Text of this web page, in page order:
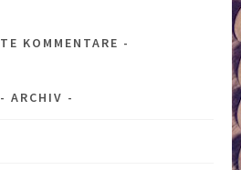
KOMMENTARE
ARCHIV